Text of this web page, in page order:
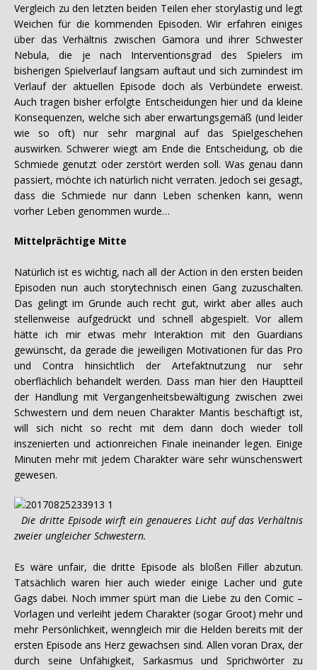
Vergleich zu den letzten beiden Teilen eher storylastig und legt
Weichen für die kommenden Episoden. Wir erfahren einiges
über das Verhältnis zwischen Gamora und ihrer Schwester
Nebula, die je nach Interventionsgrad des Spielers im
bisherigen Spielverlauf langsam auftaut und sich zumindest im
Verlauf der aktuellen Episode doch als Verbündete erweist.
Auch tragen bisher erfolgte Entscheidungen hier und da kleine
Konsequenzen, welche sich aber erwartungsgemäß (und leider
wie so oft) nur sehr marginal auf das Spielgeschehen
auswirken. Schwerer wiegt am Ende die Entscheidung, ob die
Schmiede genutzt oder zerstört werden soll. Was genau dann
passiert, möchte ich natürlich nicht verraten. Jedoch sei gesagt,
dass die Schmiede nur dann Leben schenken kann, wenn
vorher Leben genommen wurde…
Mittelprächtige Mitte
Natürlich ist es wichtig, nach all der Action in den ersten beiden
Episoden nun auch storytechnisch einen Gang zuzuschalten.
Das gelingt im Grunde auch recht gut, wirkt aber alles auch
stellenweise aufgedrückt und schnell abgespielt. Vor allem
hätte ich mir etwas mehr Interaktion mit den Guardians
gewünscht, da gerade die jeweiligen Motivationen für das Pro
und Contra hinsichtlich der Artefaktnutzung nur sehr
oberflächlich behandelt werden. Dass man hier den Hauptteil
der Handlung mit Vergangenheitsbewältigung zwischen zwei
Schwestern und dem neuen Charakter Mantis beschäftigt ist,
will sich nicht so recht mit dem dann doch wieder toll
inszenierten und actionreichen Finale ineinander legen. Einige
Minuten mehr mit jedem Charakter wäre sehr wünschenswert
gewesen.
Die dritte Episode wirft ein genaueres Licht auf das Verhältnis
zweier ungleicher Schwestern.
Es wäre unfair, die dritte Episode als bloßen Filler abzutun.
Tatsächlich waren hier auch wieder einige Lacher und gute
Gags dabei. Noch immer spürt man die Liebe zu den Comic –
Vorlagen und verleiht jedem Charakter (sogar Groot) mehr und
mehr Persönlichkeit, wenngleich mir die Helden bereits mit der
ersten Episode ans Herz gewachsen sind. Allen voran Drax, der
durch seine Unfähigkeit, Sarkasmus und Sprichwörter zu